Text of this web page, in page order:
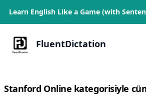
Learn English Like a Game (with
FluentDictation
Stanford Online kategorisiyle